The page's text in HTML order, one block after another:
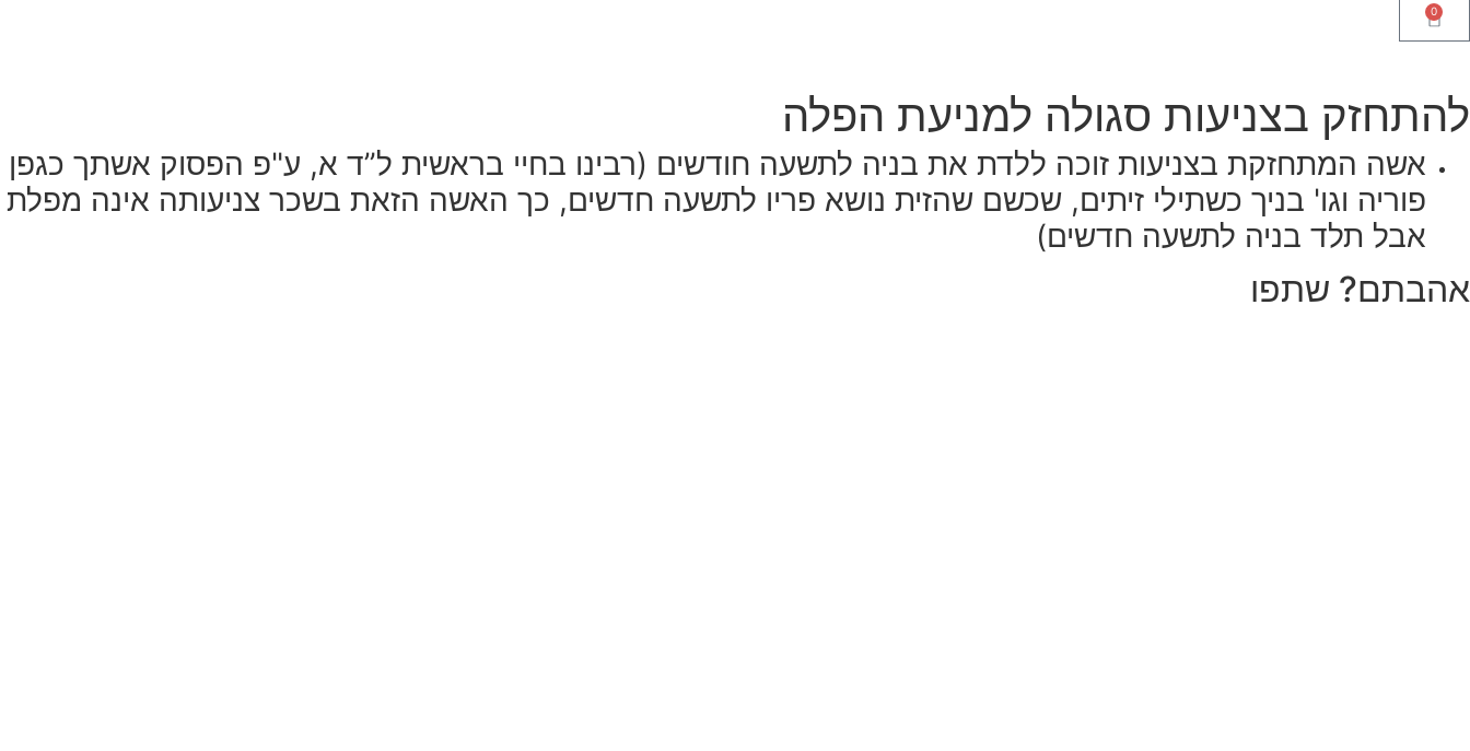
0
להתחזק בצניעות סגולה למניעת הפלה
אשה המתחזקת בצניעות זוכה ללדת את בניה לתשעה חודשים (רבינו בחיי בראשית ל”ד א, ע"פ הפסוק אשתך כגפן
פוריה וגו' בניך כשתילי זיתים, שכשם שהזית נושא פריו לתשעה חדשים, כך האשה הזאת בשכר צניעותה אינה מפלת
אבל תלד בניה לתשעה חדשים)
אהבתם? שתפו